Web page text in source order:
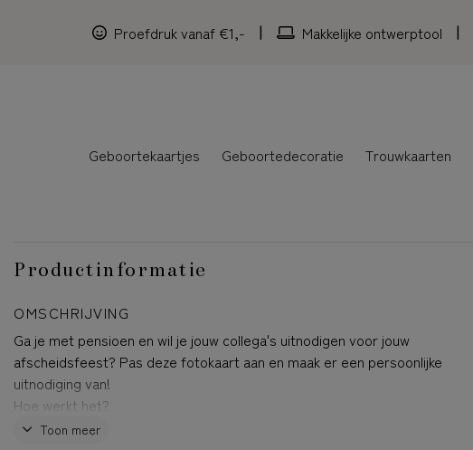
Proefdruk vanaf €1,- Makkelijke ontwerptool
Geboortekaartjes Geboortedecoratie Trouwkaarten
Productinformatie
OMSCHRIJVING
Ga je met pensioen en wil je jouw collega's uitnodigen voor jouw
afscheidsfeest? Pas deze fotokaart aan en maak er een persoonlijke
uitnodiging van!
Hoe werkt het?
1.Klik op bewerk deze kaart
Toon meer